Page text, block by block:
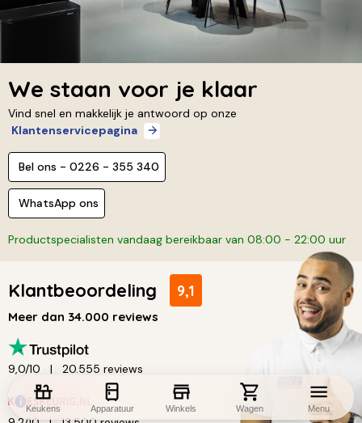
Keukens Apparatuur Winkels Wagen Menu
We staan voor je klaar
Vind snel en makkelijk je antwoord op onze
Klantenservicepagina
Bel ons - 0226 - 355 340
WhatsApp ons
Productspecialisten vandaag bereikbaar van 08:00 - 22:00 uur
Klantbeoordeling 9,1
Meer dan 34.000 reviews
9,0/10 20.555 reviews